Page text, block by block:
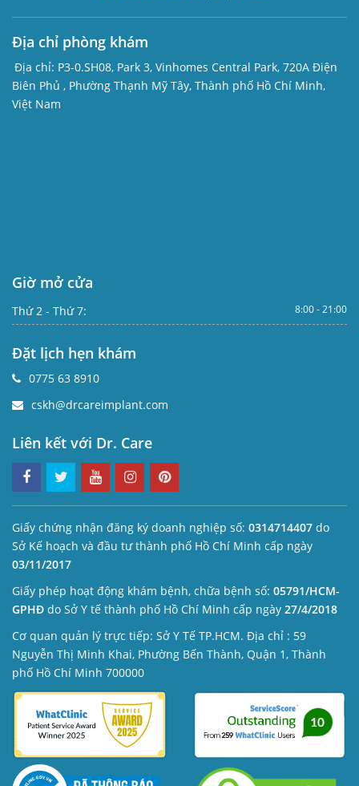
Địa chỉ phòng khám
Địa chỉ: P3-0.SH08, Park 3, Vinhomes Central Park, 720A Điện
Biên Phủ , Phường Thạnh Mỹ Tây, Thành phố Hồ Chí Minh,
Việt Nam
Giờ mở cửa
Thứ 2 - Thứ 7: 8:00 - 21:00
Đặt lịch hẹn khám
0775 63 8910
cskh@drcareimplant.com
Liên kết với Dr. Care
Giấy chứng nhận đăng ký doanh nghiệp số: 0314714407 do
Sở Kế hoạch và đầu tư thành phố Hồ Chí Minh cấp ngày
03/11/2017
Giấy phép hoạt động khám bệnh, chữa bệnh số: 05791/HCM-
GPHĐ do Sở Y tế thành phố Hồ Chí Minh cấp ngày 27/4/2018
Cơ quan quản lý trực tiếp: Sở Y Tế TP.HCM. Địa chỉ : 59
Nguyễn Thị Minh Khai, Phường Bến Thành, Quận 1, Thành
phố Hồ Chí Minh 700000